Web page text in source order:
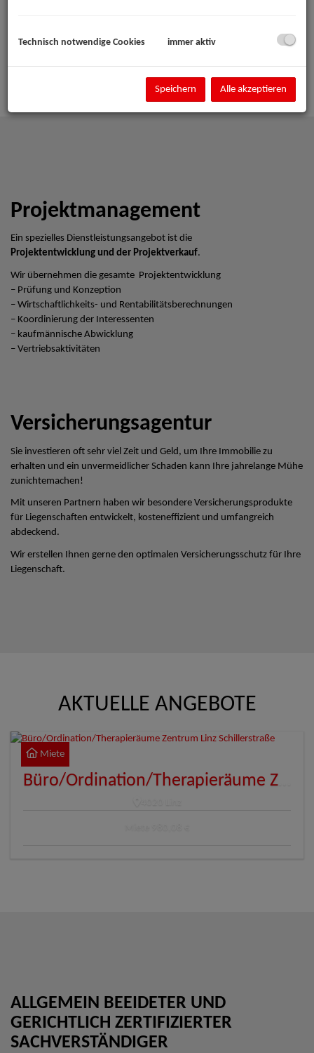
Projektmanagement
Ein spezielles Dienstleistungsangebot ist die
Projektentwicklung und der Projektverkauf.
Wir übernehmen die gesamte Projektentwicklung
– Prüfung und Konzeption
– Wirtschaftlichkeits- und Rentabilitätsberechnungen
– Koordinierung der Interessenten
– kaufmännische Abwicklung
– Vertriebsaktivitäten
Versicherungsagentur
Sie investieren oft sehr viel Zeit und Geld, um Ihre Immobilie zu
erhalten und ein unvermeidlicher Schaden kann Ihre jahrelange Mühe
zunichtemachen!
Mit unseren Partnern haben wir besondere Versicherungsprodukte
für Liegenschaften entwickelt, kosteneffizient und umfangreich
abdeckend.
Wir erstellen Ihnen gerne den optimalen Versicherungsschutz für Ihre
Liegenschaft.
AKTUELLE ANGEBOTE
Miete
ALLGEMEIN BEEIDETER UND
GERICHTLICH ZERTIFIZIERTER
SACHVERSTÄNDIGER
Technisch notwendige Cookies immer aktiv
Speichern Alle akzeptieren